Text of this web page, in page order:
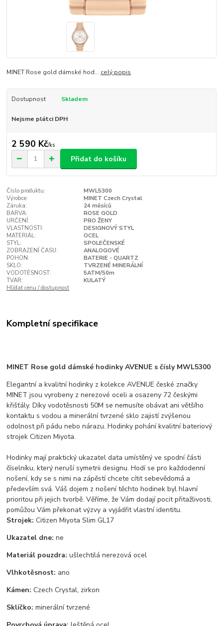
MINET Rose gold dámské hod... celý popis
Dostupnost Skladem
Nejsme plátci DPH
2 590 Kč/ks
Přidat do košíku
Číslo produktu:
MWL5300
Výrobce:
MINET Czech Crystal
Záruka:
24 měsíců
BARVA:
ROSE GOLD
URČENÍ:
PRO ŽENY
VLASTNOSTI:
DESIGNOVÝ STYL
MATERIÁL:
OCEL
STYL:
SPOLEČENSKÉ
ZOBRAZENÍ ČASU:
ANALOGOVÉ
POHON:
BATERIE - QUARTZ
SKLO:
TVRZENÉ MINERÁLNÍ
VODOTĚSNOST:
5ATM/50m
TVAR:
KULATÝ
Hlídat cenu / dostupnost
Kompletní specifikace
MINET Rose gold dámské hodinky AVENUE s čísly MWL5300
Elegantní a kvalitní hodinky z kolekce AVENUE české značky
MINET jsou vyrobeny z nerezové oceli a osazeny 72 českými
křišťály. Díky vodotěsnosti 50M se nemusíte obávat ani většího
kontaktu s vodou a minerální tvrzené sklo zajistí zvýšenou
odolnost při pádu nebo nárazu. Hodinky pohání kvalitní bateriový
strojek Citizen Miyota.
Hodinky mají praktický ukazatel data umístěný ve spodní části
číselníku, který neruší symetrii designu. Hodí se pro každodenní
nošení, kdy se s nimi na zápěstí chcete cítit sebevědomá a
především svá. Váš dojem z nošení těchto hodinek byl hlavní
prioritou při jejich tvorbě. Věříme, že Vám dodají pocit přitažlivosti,
pomůžou Vám překonat výzvy a vyjádřit vlastní identitu.
Strojek: Citizen Miyota Slim GL17
Ukazatel dne: ne
Materiál pouzdra: ušlechtilá nerezová ocel
Vlhkotěsnost: ano
Kámen: Czech Crystal, zirkon
Sklíčko: minerální tvrzené